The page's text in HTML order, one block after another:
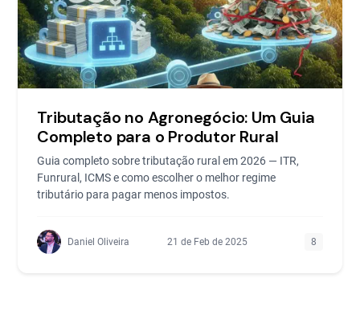
Tributação no Agronegócio: Um Guia
Completo para o Produtor Rural
Guia completo sobre tributação rural em 2026 — ITR,
Funrural, ICMS e como escolher o melhor regime
tributário para pagar menos impostos.
Daniel Oliveira 21 de Feb de 2025 8